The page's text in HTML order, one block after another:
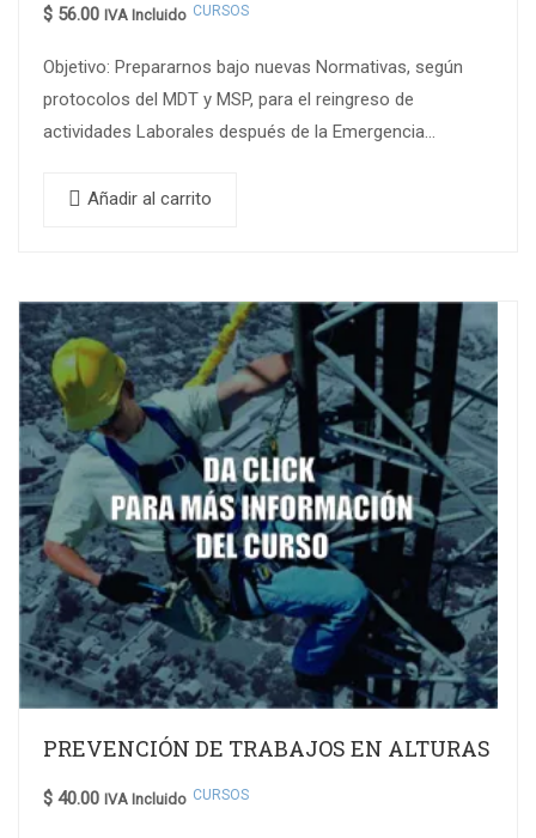
$ 56.00 IVA Incluido CURSOS
Objetivo: Prepararnos bajo nuevas Normativas, según
protocolos del MDT y MSP, para el reingreso de
actividades Laborales después de la Emergencia
Riesgo actualizadas…
Añadir al carrito
PREVENCIÓN DE TRABAJOS EN ALTURAS
$ 40.00 IVA Incluido CURSOS